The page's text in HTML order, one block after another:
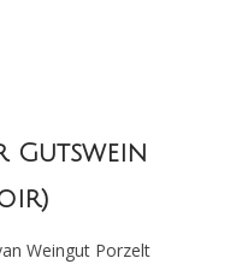
Gutswein
Weingut Porzelt